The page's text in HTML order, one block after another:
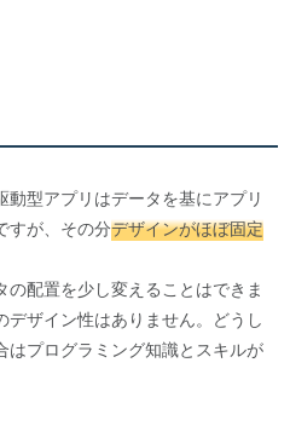
動型アプリはデータを基にアプリ
すが、その分デザインがほぼ固定
の配置を少し変えることはできま
ザイン性はありません。どうし
はプログラミング知識とスキルが